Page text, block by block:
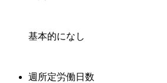
基本的になし
週所定労働日数